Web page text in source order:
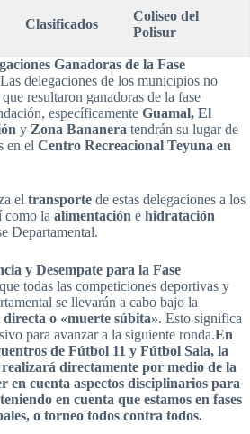
Clasificados
Coliseo del
Polisur
Ganadoras de la Fase
Las delegaciones de los municipios no
resultaron ganadoras de la fase
específicamente Guamal, El
y Zona Bananera tendrán su lugar de
en el Centro Recreacional Teyuna en
el transporte de estas delegaciones a los
como la alimentación e hidratación
Departamental.
y Desempate para la Fase
todas las competiciones deportivas y
se llevarán a cabo bajo la
o «muerte súbita». Esto significa
para avanzar a la siguiente ronda.En
de Fútbol 11 y Fútbol Sala, la
directamente por medio de la
en cuenta aspectos disciplinarios para
en cuenta que estamos en fases
o torneo todos contra todos.